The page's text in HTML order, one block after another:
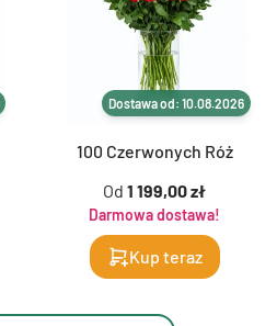
Dostawa od: 10.08.2026
100 Czerwonych Róż
Od 1 199,00 zł
Darmowa dostawa!
Kup teraz